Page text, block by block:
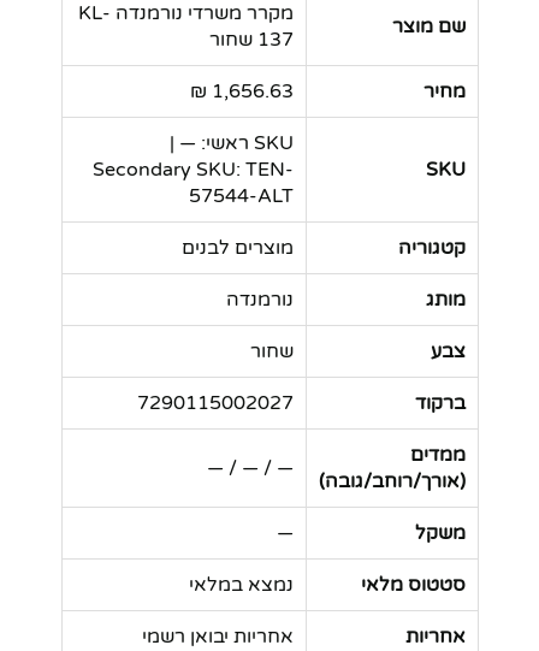
שם מוצר
מקרר משרדי נורמנדה KL-
137 שחור
מחיר 1,656.63 ₪
SKU
SKU ראשי: — |
Secondary SKU: TEN-
57544-ALT
קטגוריה מוצרים לבנים
מותג נורמנדה
צבע שחור
ברקוד 7290115002027
ממדים
(אורך/רוחב/גובה)
— / — / —
משקל —
סטטוס מלאי נמצא במלאי
אחריות אחריות יבואן רשמי